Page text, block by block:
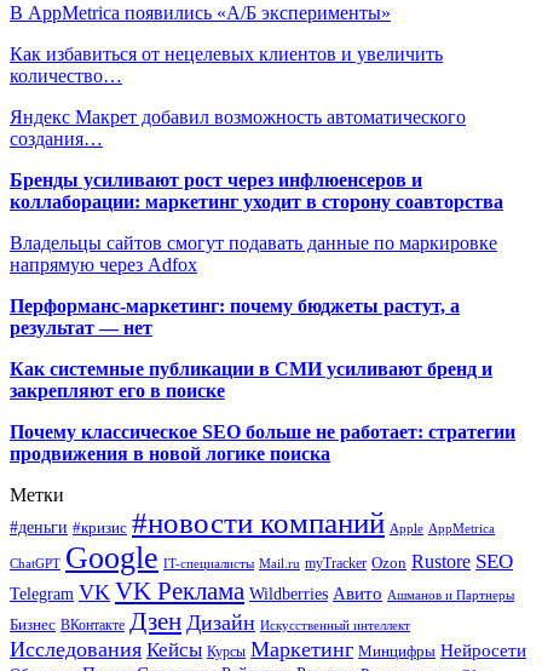
В AppMetrica появились «А/Б эксперименты»
Как избавиться от нецелевых клиентов и увеличить
количество…
Яндекс Макрет добавил возможность автоматического
создания…
Бренды усиливают рост через инфлюенсеров и
коллаборации: маркетинг уходит в сторону соавторства
Владельцы сайтов смогут подавать данные по маркировке
напрямую через Adfox
Перформанс-маркетинг: почему бюджеты растут, а
результат — нет
Как системные публикации в СМИ усиливают бренд и
закрепляют его в поиске
Почему классическое SEO больше не работает: стратегии
продвижения в новой логике поиска
Метки
#деньги #кризис #новости компаний Apple AppMetrica
ChatGPT Google IT-специалисты Mail.ru myTracker Ozon Rustore SEO
Telegram VK VK Реклама Wildberries Авито Ашманов и Партнеры
Бизнес ВКонтакте Дзен Дизайн Искусственный интеллект
Исследования Кейсы Курсы Маркетинг Минцифры Нейросети